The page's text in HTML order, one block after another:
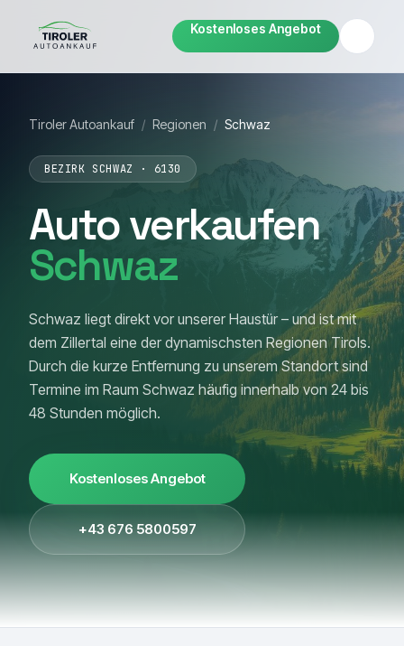
Kostenloses Angebot
Tiroler Autoankauf / Regionen / Schwaz
BEZIRK SCHWAZ · 6130
Auto verkaufen
Schwaz
Schwaz liegt direkt vor unserer Haustür – und ist mit
dem Zillertal eine der dynamischsten Regionen Tirols.
Durch die kurze Entfernung zu unserem Standort sind
Termine im Raum Schwaz häufig innerhalb von 24 bis
48 Stunden möglich.
Kostenloses Angebot
+43 676 5800597